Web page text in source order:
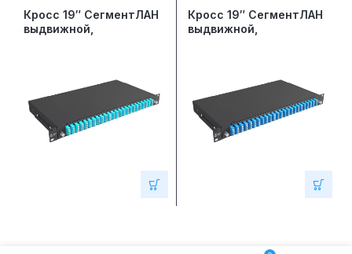
Кросс 19″ СегментЛАН
выдвижной,
черный (сплошная
панель, сплайс-
кассета 3шт, пигтейлы,
КДЗС, адаптеры)
Кросс 19″ СегментЛАН
выдвижной,
(сплошная панель,
сплайс-кассета 3шт,
пигтейлы, КДЗС,
адаптеры)